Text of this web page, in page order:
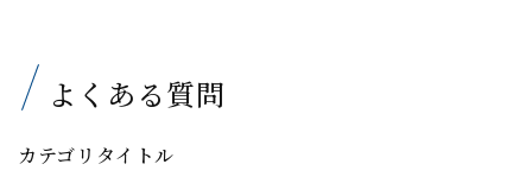
よくある質問
カテゴリタイトル